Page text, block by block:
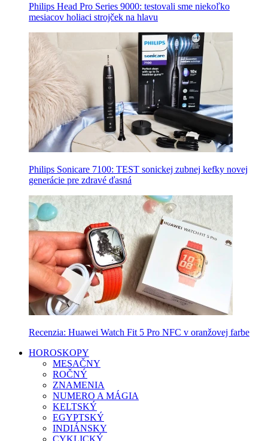
Philips Head Pro Series 9000: testovali sme niekoľko
mesiacov holiaci strojček na hlavu
Philips Sonicare 7100: TEST sonickej zubnej kefky novej
generácie pre zdravé ďasná
Recenzia: Huawei Watch Fit 5 Pro NFC v oranžovej farbe
HOROSKOPY
MESAČNY
ROČNÝ
ZNAMENIA
NUMERO A MÁGIA
KELTSKÝ
EGYPTSKÝ
INDIÁNSKY
CYKLICKÝ